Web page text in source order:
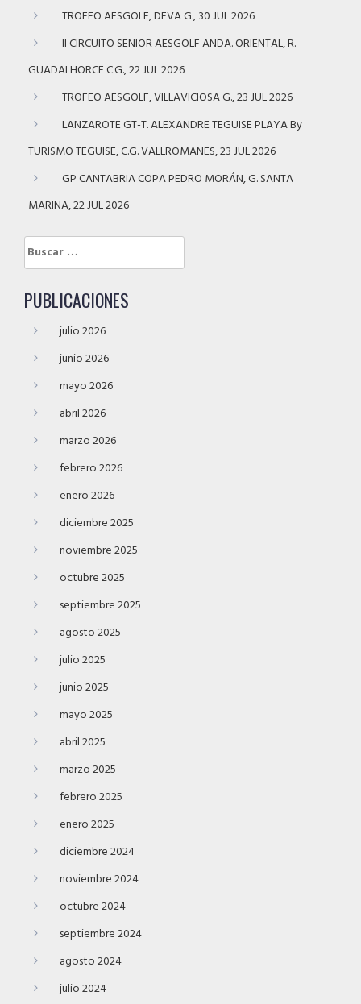
TROFEO AESGOLF, DEVA G., 30 JUL 2026
II CIRCUITO SENIOR AESGOLF ANDA. ORIENTAL, R.
GUADALHORCE C.G., 22 JUL 2026
TROFEO AESGOLF, VILLAVICIOSA G., 23 JUL 2026
LANZAROTE GT-T. ALEXANDRE TEGUISE PLAYA By
TURISMO TEGUISE, C.G. VALLROMANES, 23 JUL 2026
GP CANTABRIA COPA PEDRO MORÁN, G. SANTA
MARINA, 22 JUL 2026
Buscar:
PUBLICACIONES
julio 2026
junio 2026
mayo 2026
abril 2026
marzo 2026
febrero 2026
enero 2026
diciembre 2025
noviembre 2025
octubre 2025
septiembre 2025
agosto 2025
julio 2025
junio 2025
mayo 2025
abril 2025
marzo 2025
febrero 2025
enero 2025
diciembre 2024
noviembre 2024
octubre 2024
septiembre 2024
agosto 2024
julio 2024